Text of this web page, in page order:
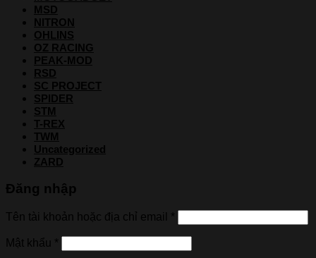
MSD
NITRON
OHLINS
OZ RACING
PEAK-MOD
RSD
SC PROJECT
SPIDER
STM
T-REX
TWM
Uncategorized
ZARD
Đăng nhập
Tên tài khoản hoặc địa chỉ email *
Mật khẩu *